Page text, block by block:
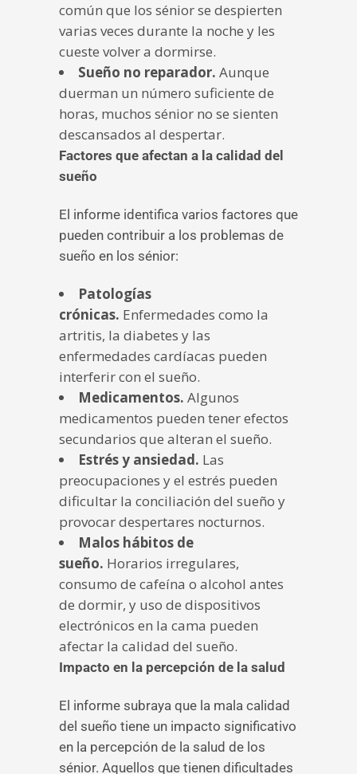
común que los sénior se despierten
varias veces durante la noche y les
cueste volver a dormirse.
Sueño no reparador. Aunque
duerman un número suficiente de
horas, muchos sénior no se sienten
descansados al despertar.
Factores que afectan a la calidad del
sueño
El informe identifica varios factores que
pueden contribuir a los problemas de
sueño en los sénior:
Patologías
crónicas. Enfermedades como la
artritis, la diabetes y las
enfermedades cardíacas pueden
interferir con el sueño.
Medicamentos. Algunos
medicamentos pueden tener efectos
secundarios que alteran el sueño.
Estrés y ansiedad. Las
preocupaciones y el estrés pueden
dificultar la conciliación del sueño y
provocar despertares nocturnos.
Malos hábitos de
sueño. Horarios irregulares,
consumo de cafeína o alcohol antes
de dormir, y uso de dispositivos
electrónicos en la cama pueden
afectar la calidad del sueño.
Impacto en la percepción de la salud
El informe subraya que la mala calidad
del sueño tiene un impacto significativo
en la percepción de la salud de los
sénior. Aquellos que tienen dificultades